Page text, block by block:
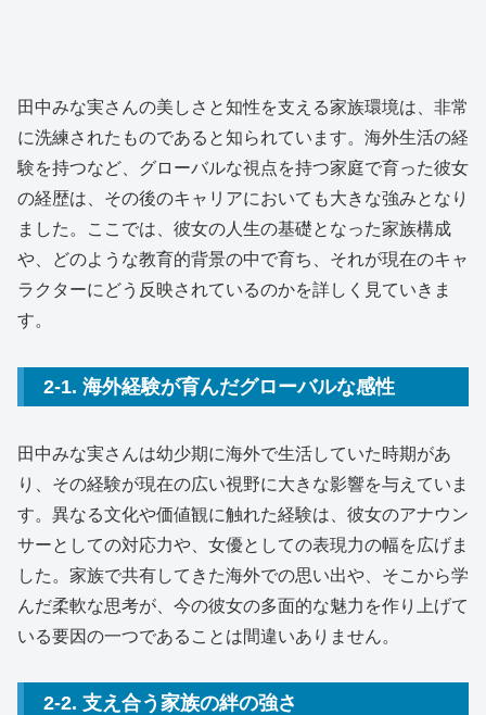
田中みな実さんの美しさと知性を支える家族環境は、非常
に洗練されたものであると知られています。海外生活の経
験を持つなど、グローバルな視点を持つ家庭で育った彼女
の経歴は、その後のキャリアにおいても大きな強みとなり
ました。ここでは、彼女の人生の基礎となった家族構成
や、どのような教育的背景の中で育ち、それが現在のキャ
ラクターにどう反映されているのかを詳しく見ていきま
す。
2-1. 海外経験が育んだグローバルな感性
田中みな実さんは幼少期に海外で生活していた時期があ
り、その経験が現在の広い視野に大きな影響を与えていま
す。異なる文化や価値観に触れた経験は、彼女のアナウン
サーとしての対応力や、女優としての表現力の幅を広げま
した。家族で共有してきた海外での思い出や、そこから学
んだ柔軟な思考が、今の彼女の多面的な魅力を作り上げて
いる要因の一つであることは間違いありません。
2-2. 支え合う家族の絆の強さ